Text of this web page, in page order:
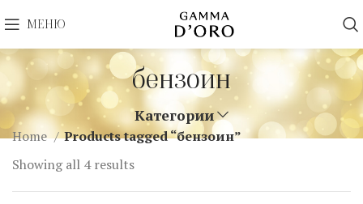
МЕНЮ
бензоин
Категории
Home
Products tagged “бензоин”
Showing all 4 results